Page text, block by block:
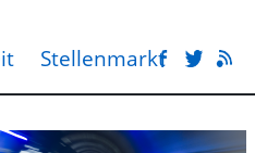
Stellenmarkt